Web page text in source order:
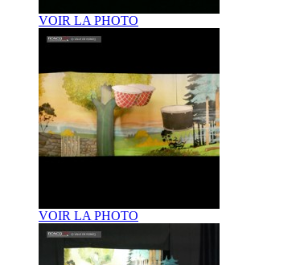
VOIR LA PHOTO
VOIR LA PHOTO